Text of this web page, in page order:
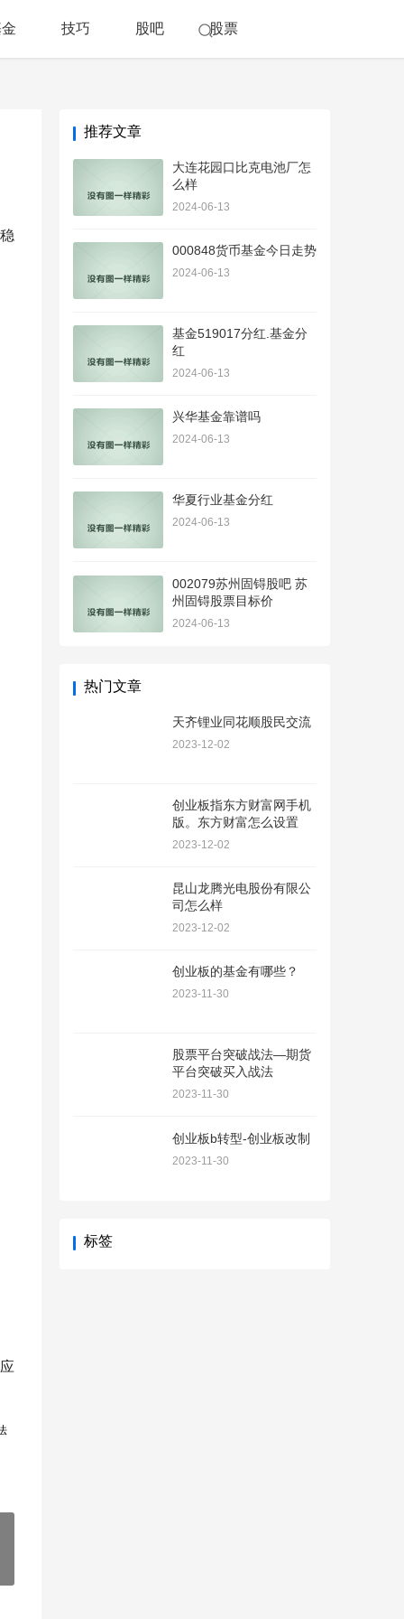
技巧 股吧 股票
推荐文章
大连花园口比克电池厂怎
么样
2024-06-13
000848货币基金今日走势
2024-06-13
基金519017分红.基金分
红
2024-06-13
兴华基金靠谱吗
2024-06-13
华夏行业基金分红
2024-06-13
002079苏州固锝股吧 苏
州固锝股票目标价
2024-06-13
热门文章
天齐锂业同花顺股民交流
2023-12-02
创业板指东方财富网手机
版。东方财富怎么设置
2023-12-02
昆山龙腾光电股份有限公
司怎么样
2023-12-02
创业板的基金有哪些？
2023-11-30
股票平台突破战法—期货
平台突破买入战法
2023-11-30
创业板b转型-创业板改制
2023-11-30
标签